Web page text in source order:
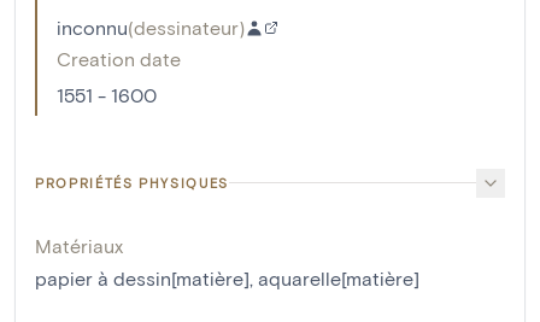
inconnu(dessinateur)
Creation date
1551 - 1600
PROPRIÉTÉS PHYSIQUES
Matériaux
papier à dessin[matière], aquarelle[matière]